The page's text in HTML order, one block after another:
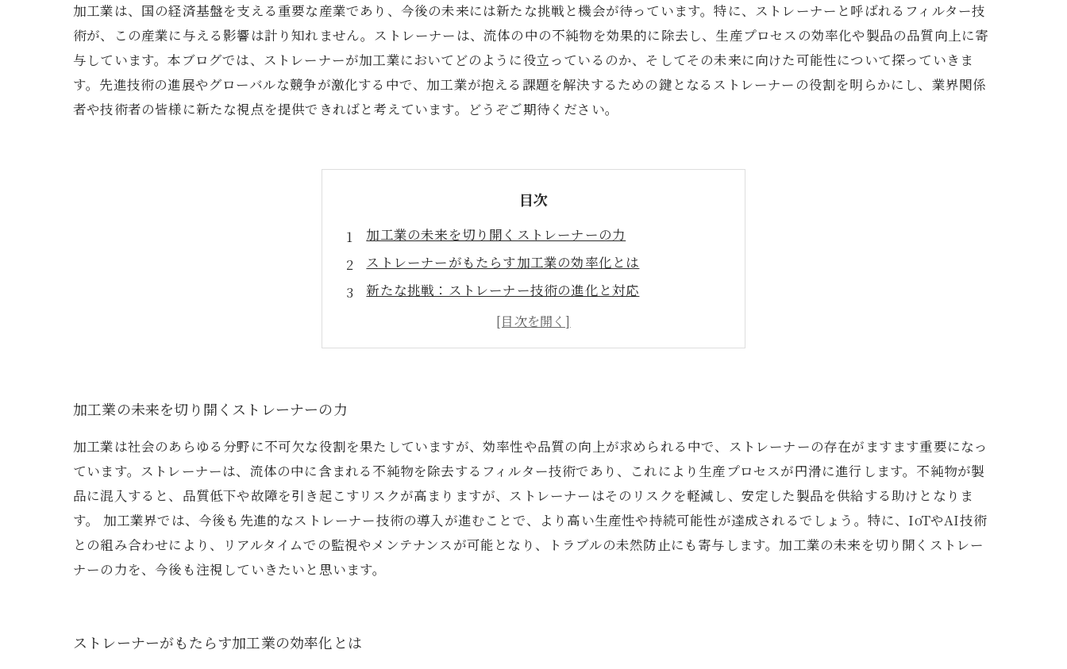
加工業は、国の経済基盤を支える重要な産業であり、今後の未来には新たな挑戦と機会が待っています。特に、ストレーナーと呼ばれるフィルター技
術が、この産業に与える影響は計り知れません。ストレーナーは、流体の中の不純物を効果的に除去し、生産プロセスの効率化や製品の品質向上に寄
与しています。本ブログでは、ストレーナーが加工業においてどのように役立っているのか、そしてその未来に向けた可能性について探っていきま
す。先進技術の進展やグローバルな競争が激化する中で、加工業が抱える課題を解決するための鍵となるストレーナーの役割を明らかにし、業界関係
者や技術者の皆様に新たな視点を提供できればと考えています。どうぞご期待ください。
目次
加工業の未来を切り開くストレーナーの力
ストレーナーがもたらす加工業の効率化とは
新たな挑戦：ストレーナー技術の進化と対応
生産プロセスを変革するストレーナーの役割
ストレーナーによる品質向上の可能性
加工業の未来を切り開くストレーナーの力
加工業は社会のあらゆる分野に不可欠な役割を果たしていますが、効率性や品質の向上が求められる中で、ストレーナーの存在がますます重要になっ
ています。ストレーナーは、流体の中に含まれる不純物を除去するフィルター技術であり、これにより生産プロセスが円滑に進行します。不純物が製
品に混入すると、品質低下や故障を引き起こすリスクが高まりますが、ストレーナーはそのリスクを軽減し、安定した製品を供給する助けとなりま
す。 加工業界では、今後も先進的なストレーナー技術の導入が進むことで、より高い生産性や持続可能性が達成されるでしょう。特に、IoTやAI技術
との組み合わせにより、リアルタイムでの監視やメンテナンスが可能となり、トラブルの未然防止にも寄与します。加工業の未来を切り開くストレー
ナーの力を、今後も注視していきたいと思います。
ストレーナーがもたらす加工業の効率化とは